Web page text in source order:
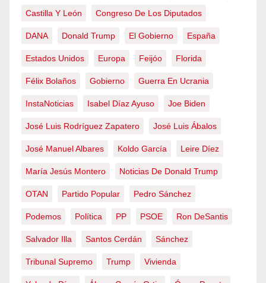
Castilla Y León Congreso De Los Diputados
DANA Donald Trump El Gobierno España
Estados Unidos Europa Feijóo Florida
Félix Bolaños Gobierno Guerra En Ucrania
InstaNoticias Isabel Díaz Ayuso Joe Biden
José Luis Rodríguez Zapatero José Luis Ábalos
José Manuel Albares Koldo García Leire Díez
María Jesús Montero Noticias De Donald Trump
OTAN Partido Popular Pedro Sánchez
Podemos Política PP PSOE Ron DeSantis
Salvador Illa Santos Cerdán Sánchez
Tribunal Supremo Trump Vivienda